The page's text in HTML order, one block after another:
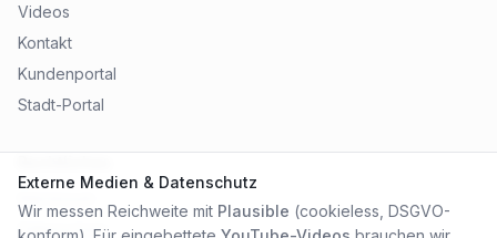
Videos
Kontakt
Kundenportal
Stadt-Portal
Datenschutz
Externe Medien & Datenschutz
Wir messen Reichweite mit Plausible (cookieless, DSGVO-